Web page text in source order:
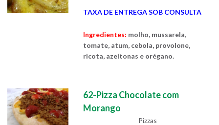
TAXA DE ENTREGA SOB CONSULTA
Ingredientes: molho, mussarela,
tomate, atum, cebola, provolone,
ricota, azeitonas e orégano.
62-Pizza Chocolate com
Morango
Pizzas